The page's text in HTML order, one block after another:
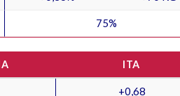
75%
ITA
+0,68